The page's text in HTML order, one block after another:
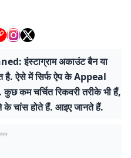
इंस्टाग्राम अकाउंट बैन या
है. ऐसे में सिर्फ ऐप के Appeal
कम चर्चित रिकवरी तरीके भी हैं,
के चांस होते हैं. आइए जानते हैं.